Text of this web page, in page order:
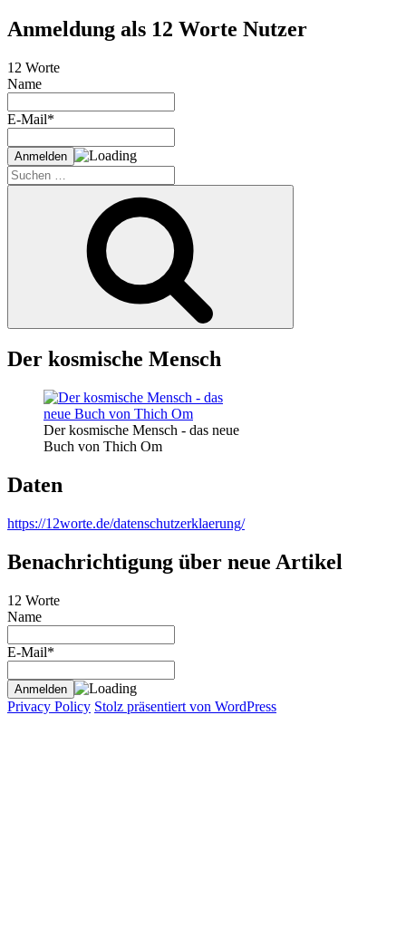
Anmeldung als 12 Worte Nutzer
12 Worte
Name
E-Mail*
Suche
nach:
Der kosmische Mensch
Der kosmische Mensch - das neue
Buch von Thich Om
Daten
https://12worte.de/datenschutzerklaerung/
Benachrichtigung über neue Artikel
12 Worte
Name
E-Mail*
Privacy Policy Stolz präsentiert von WordPress